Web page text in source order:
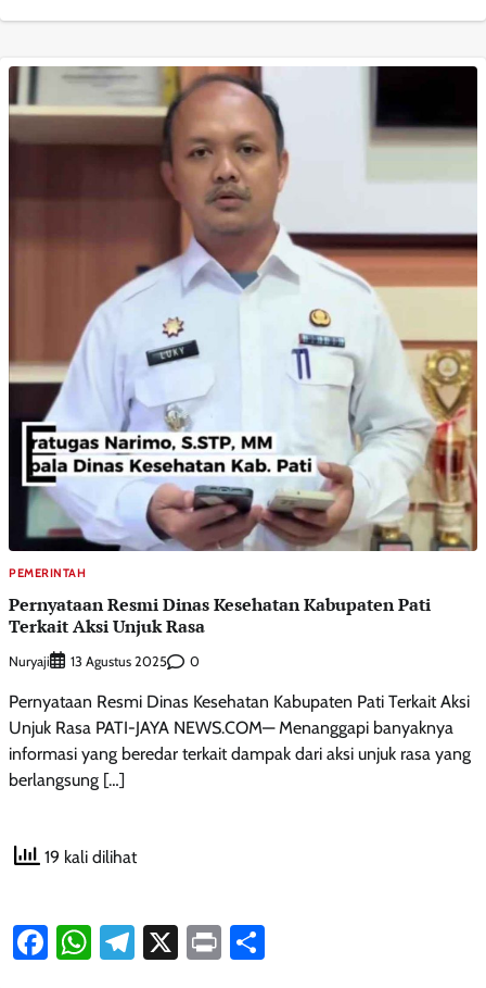
PEMERINTAH
Pernyataan Resmi Dinas Kesehatan Kabupaten Pati
Terkait Aksi Unjuk Rasa
Nuryaji 13 Agustus 2025 0
Pernyataan Resmi Dinas Kesehatan Kabupaten Pati Terkait Aksi
Unjuk Rasa PATI-JAYA NEWS.COM— Menanggapi banyaknya
informasi yang beredar terkait dampak dari aksi unjuk rasa yang
berlangsung […]
19 kali dilihat
Facebook
WhatsApp
Telegram
X Print